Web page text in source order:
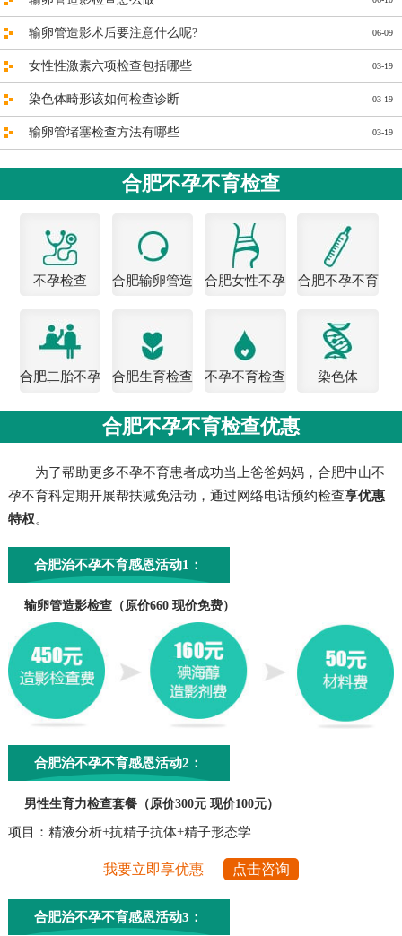
06-09
输卵管造影术后要注意什么呢?
03-19
女性性激素六项检查包括哪些
03-19
染色体畸形该如何检查诊断
03-19
输卵管堵塞检查方法有哪些
合肥不孕不育检查
不孕检查
合肥输卵管造
合肥女性不孕
合肥不孕不育
合肥二胎不孕
合肥生育检查
不孕不育检查
染色体
合肥不孕不育检查优惠
为了帮助更多不孕不育患者成功当上爸爸妈妈，合肥中山不
孕不育科定期开展帮扶减免活动，通过网络电话预约检查享优惠
特权。
合肥治不孕不育感恩活动1：
输卵管造影检查（原价660 现价免费）
合肥治不孕不育感恩活动2：
男性生育力检查套餐（原价300元 现价100元）
项目：精液分析+抗精子抗体+精子形态学
我要立即享优惠 点击咨询
合肥治不孕不育感恩活动3：